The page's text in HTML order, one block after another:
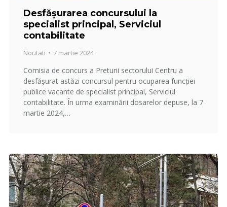
Desfășurarea concursului la
specialist principal, Serviciul
contabilitate
Noutati 7 martie 2024
Comisia de concurs a Preturii sectorului Centru a
desfășurat astăzi concursul pentru ocuparea funcției
publice vacante de specialist principal, Serviciul
contabilitate. În urma examinării dosarelor depuse, la 7
martie 2024,…